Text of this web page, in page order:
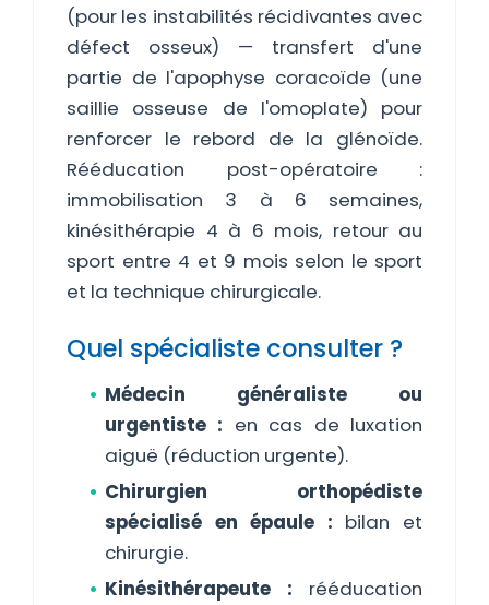
(pour les instabilités récidivantes avec
défect osseux) — transfert d'une
partie de l'apophyse coracoïde (une
saillie osseuse de l'omoplate) pour
renforcer le rebord de la glénoïde.
Rééducation post-opératoire :
immobilisation 3 à 6 semaines,
kinésithérapie 4 à 6 mois, retour au
sport entre 4 et 9 mois selon le sport
et la technique chirurgicale.
Quel spécialiste consulter ?
Médecin généraliste ou
urgentiste : en cas de luxation
aiguë (réduction urgente).
Chirurgien orthopédiste
spécialisé en épaule : bilan et
chirurgie.
Kinésithérapeute : rééducation